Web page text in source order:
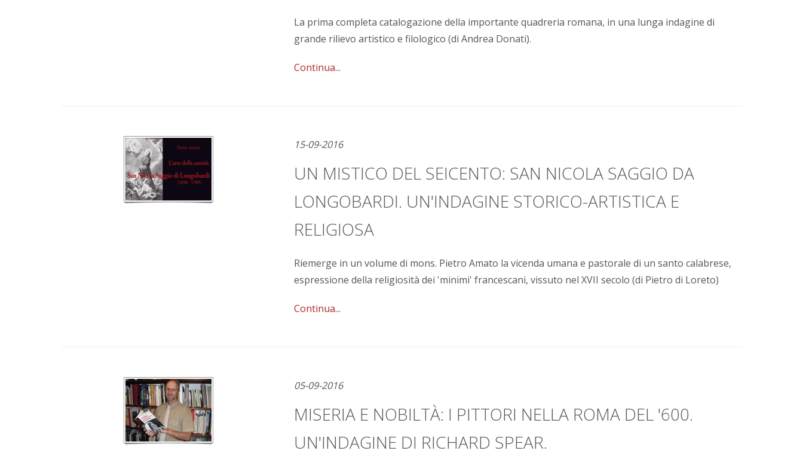
La prima completa catalogazione della importante quadreria romana, in una lunga indagine di
grande rilievo artistico e filologico (di Andrea Donati).
Continua...
15-09-2016
UN MISTICO DEL SEICENTO: SAN NICOLA SAGGIO DA
LONGOBARDI. UN'INDAGINE STORICO-ARTISTICA E
RELIGIOSA
Riemerge in un volume di mons. Pietro Amato la vicenda umana e pastorale di un santo calabrese,
espressione della religiosità dei 'minimi' francescani, vissuto nel XVII secolo (di Pietro di Loreto)
Continua...
05-09-2016
MISERIA E NOBILTÀ: I PITTORI NELLA ROMA DEL '600.
UN'INDAGINE DI RICHARD SPEAR.